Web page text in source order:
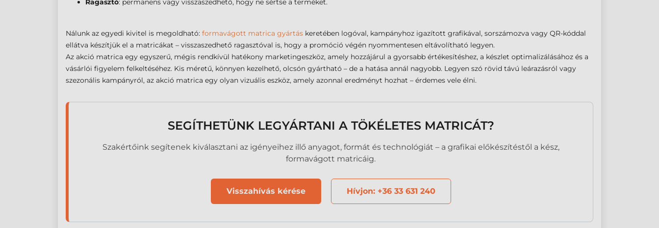
Ragasztó: permanens vagy visszaszedhető, hogy ne sértse a terméket.
Nálunk az egyedi kivitel is megoldható: formavágott matrica gyártás keretében logóval, kampányhoz igazított grafikával, sorszámozva vagy QR-kóddal
ellátva készítjük el a matricákat – visszaszedhető ragasztóval is, hogy a promóció végén nyommentesen eltávolítható legyen.
Az akció matrica egy egyszerű, mégis rendkívül hatékony marketingeszköz, amely hozzájárul a gyorsabb értékesítéshez, a készlet optimalizálásához és a
vásárlói figyelem felkeltéséhez. Kis méretű, könnyen kezelhető, olcsón gyártható – de a hatása annál nagyobb. Legyen szó rövid távú leárazásról vagy
szezonális kampányról, az akció matrica egy olyan vizuális eszköz, amely azonnal eredményt hozhat – érdemes vele élni.
SEGÍTHETÜNK LEGYÁRTANI A TÖKÉLETES MATRICÁT?
Szakértőink segítenek kiválasztani az igényeihez illő anyagot, formát és technológiát – a grafikai előkészítéstől a kész,
formavágott matricáig.
Visszahívás kérése Hívjon: +36 33 631 240